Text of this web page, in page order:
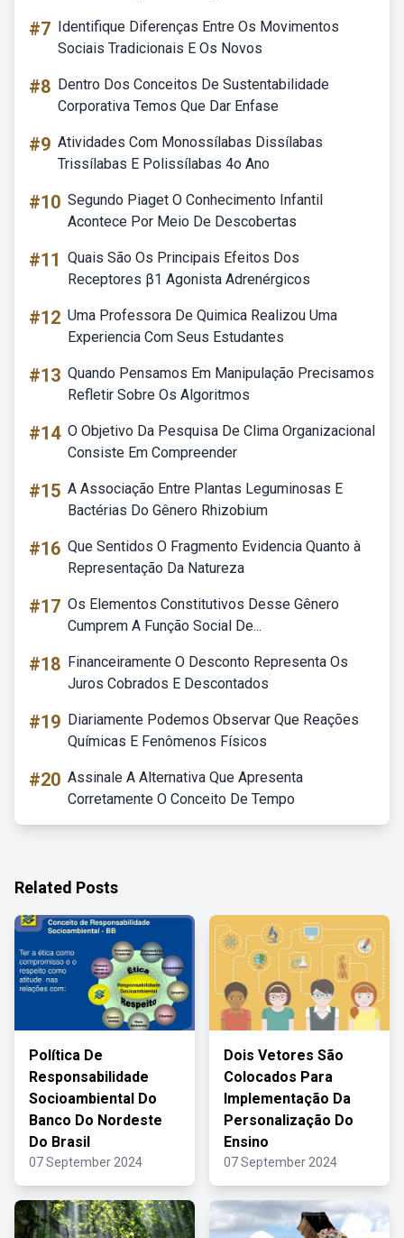
#7 Identifique Diferenças Entre Os Movimentos
Sociais Tradicionais E Os Novos
#8 Dentro Dos Conceitos De Sustentabilidade
Corporativa Temos Que Dar Enfase
#9 Atividades Com Monossílabas Dissílabas
Trissílabas E Polissílabas 4o Ano
#10 Segundo Piaget O Conhecimento Infantil
Acontece Por Meio De Descobertas
#11 Quais São Os Principais Efeitos Dos
Receptores β1 Agonista Adrenérgicos
#12 Uma Professora De Quimica Realizou Uma
Experiencia Com Seus Estudantes
#13 Quando Pensamos Em Manipulação Precisamos
Refletir Sobre Os Algoritmos
#14 O Objetivo Da Pesquisa De Clima Organizacional
Consiste Em Compreender
#15 A Associação Entre Plantas Leguminosas E
Bactérias Do Gênero Rhizobium
#16 Que Sentidos O Fragmento Evidencia Quanto à
Representação Da Natureza
#17 Os Elementos Constitutivos Desse Gênero
Cumprem A Função Social De...
#18 Financeiramente O Desconto Representa Os
Juros Cobrados E Descontados
#19 Diariamente Podemos Observar Que Reações
Químicas E Fenômenos Físicos
#20 Assinale A Alternativa Que Apresenta
Corretamente O Conceito De Tempo
Related Posts
Política De
Responsabilidade
Socioambiental Do
Banco Do Nordeste
Do Brasil
07 September 2024
Dois Vetores São
Colocados Para
Implementação Da
Personalização Do
Ensino
07 September 2024